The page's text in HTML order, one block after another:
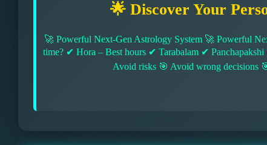
🌟 Discover Your
🚀 Powerful Next-Gen Astrology System 🚀 Powerful
time? ✔ Hora – Best hours ✔ Tarabalam ✔
Avoid risks 🎯 Avoid wrong decisions